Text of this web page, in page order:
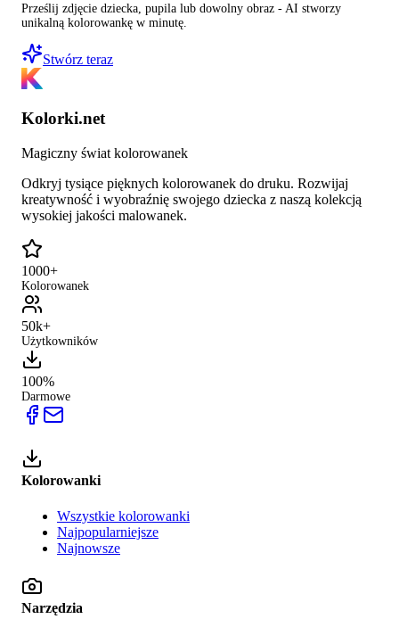
Prześlij zdjęcie dziecka, pupila lub dowolny obraz - AI stworzy
unikalną kolorowankę w minutę.
Stwórz teraz
Kolorki.net
Magiczny świat kolorowanek
Odkryj tysiące pięknych kolorowanek do druku. Rozwijaj
kreatywność i wyobraźnię swojego dziecka z naszą kolekcją
wysokiej jakości malowanek.
1000+
Kolorowanek
50k+
Użytkowników
100%
Darmowe
Kolorowanki
Wszystkie kolorowanki
Najpopularniejsze
Najnowsze
Narzędzia